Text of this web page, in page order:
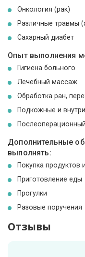
Онкология (рак)
Различные травмы
Сахарный диабет
Опыт выполнения
Гигиена больного
Лечебный массаж
Обработка ран,
Подкожные и
Дополнительные
выполнять:
Покупка продуктов
Приготовление еды
Прогулки
Разовые поручения
Отзывы